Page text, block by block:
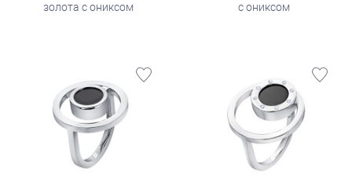
золота с ониксом
с ониксом